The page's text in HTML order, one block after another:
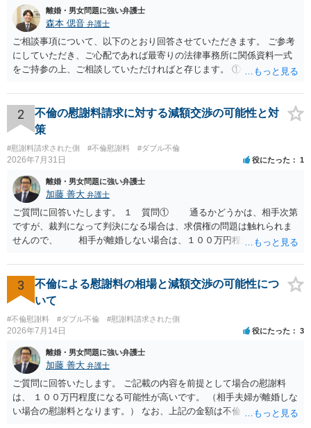
離婚・男女問題に強い弁護士
森本 偲音 弁護士
ご相談事項について、以下のとおり回答させていただきます。 ご参考
にしていただき、ご心配であれば最寄りの法律事務所に関係資料一式
をご持参の上、ご相談していただければと存じます。 ① このLINEの
される可能性はあるのか ⇒LINEを含む１００万円の貸付に至るまでの
やり取り等の経緯、誓約書の内容等を踏まえて、関係を清算するため
の 金銭であったと評価される可能性はあると考えます。 ② 「今後一
切関与しないなら100万円振り込む」というLINEや誓約書は、裁判上
どの程度証拠価値があるのか ⇒前後のやり取りや誓約書の具体的内容
を見ない限り、具体的な判断はできませんが、一定の証拠価値はある
と考えます。 ③ 借用書があっても、後から100万円を貸付扱いに変更
することは認められるのか。 ⇒おそらく１００万円は不当利得（受け
取る正当な権利がないのに利益を取得した）として返還請求されてい
るものかと推察しますので、 貸金返還ではないかと存じます。 ④ 私
は現在、収入も不安定で貯金もなくリボ払い借金が既に約100万あり。
今年に再婚したが主人はお金に厳しい為、一括で220万円を支払う事は
困難 仮に裁判で敗訴した場合でも、分割払いになる可能性はあります
か。 ⇒判決となり敗訴してしまった場合は、強制執行により不動産等
の財産を差し押さえられ、そこから債権回収が図られることになりま
すが、 和解であれば柔軟な解決が可能ですので、その場合は分割払
いにより支払うことも十分可能です。 ⑤ このような事情であれば、私
は120万円のみ和解交渉を続けるべきでしょうか。 ⇒ご相談者様の認
識を前提にすれば、１００万円も含めて返済する必要はないと考えら
れるため、 120万円のみについて交渉を続けることがベターかと存じ
ます。
2
不倫の慰謝料請求に対する減額交渉の可能性と対
策
#慰謝料請求された側 #不倫慰謝料 #ダブル不倫
2026年7月31日 役にたった 1
離婚・男女問題に強い弁護士
加藤 善大 弁護士
ご質問に回答いたします。 １ 質問① 通るかどうかは、相手次第
ですが、裁判になって判決になる場合は、求償権の問題は触れられま
せんので、 相手が離婚しない場合は、１００万円程度となる可能
するデメリットはありますから（経済的、時間的、精神的負担等）、
反対にご自身が、裁判も辞さずという姿勢を示すことで、プラス
に働く可能性は有り得ます。 交渉で解決する多くの場合は、相手
が弁護士に依頼しているケースで、５０万円以下で合意できる場合は
稀であると思います。 通常は、６０万円から８０万円程度になる
ことが多いというのが私の印象です。 ２ 質問② ご記載の内容が
減額を進めるうえでの交渉材料かと思います。 なお、ご自身が離
婚しないことは、交渉材料にはならないかと思いますので、ご注意く
ださい。 また、相手夫婦の婚姻関係が既に破綻していたことや、
相手女性が結婚しているとは知らなかったと主張することもあります
が、 ケースバイケースですので、ご自身の場合にそれらの主張が
できるかはよくお考え下さい。 ３ 質問③ 違約金を５０万円とす
3
不倫による慰謝料の相場と減額交渉の可能性につ
いて
#不倫慰謝料 #ダブル不倫 #慰謝料請求された側
2026年7月14日 役にたった 3
離婚・男女問題に強い弁護士
加藤 善大 弁護士
ご質問に回答いたします。 ご記載の内容を前提として場合の慰謝料
は、 １００万円程度になる可能性が高いです。 （相手夫婦が離婚しな
い場合の慰謝料となります。） なお、上記の金額は不倫をした２名が